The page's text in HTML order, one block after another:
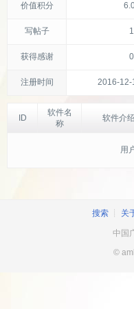
价值积分
写帖子
获得感谢
注册时间 2016-12-
ID
软件名
称
软件介绍
用
搜索┊ 关
中国
©